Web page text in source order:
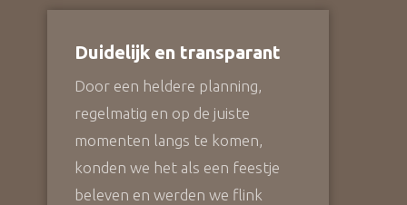
Duidelijk en transparant
Door een heldere planning,
regelmatig en op de juiste
momenten langs te komen,
konden we het als een feestje
beleven en werden we flink